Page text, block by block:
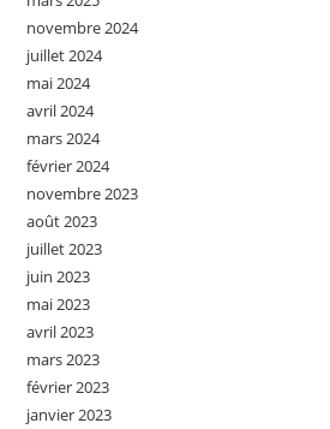
novembre 2024
juillet 2024
mai 2024
avril 2024
mars 2024
février 2024
novembre 2023
août 2023
juillet 2023
juin 2023
mai 2023
avril 2023
mars 2023
février 2023
janvier 2023